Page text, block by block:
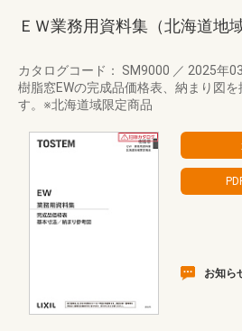
ＥＷ業務用資料集（北海道地
カタログコード： SM9000 ／ 2025年
樹脂窓EWの完成品価格表、納まり図
す。※北海道域限定商品
お知ら